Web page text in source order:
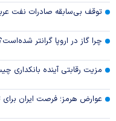
توقف بی‌سابقه صادرات نفت
چرا گاز در اروپا گرانتر
مزیت رقابتی آینده بانکداری
عوارض هرمز؛ فرصت ایران برای